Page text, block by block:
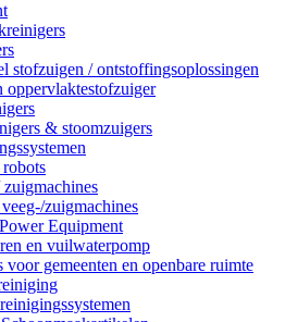
stofzuigen / ontstoffingsoplossingen
oppervlaktestofzuiger
& stoomzuigers
zuigmachines
zuigmachines
Equipment
en vuilwaterpomp
voor gemeenten en openbare ruimte